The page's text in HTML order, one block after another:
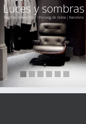
Luces y sombras
FlagShip Armand Basi | Passeig de Gràcia | Barcelona